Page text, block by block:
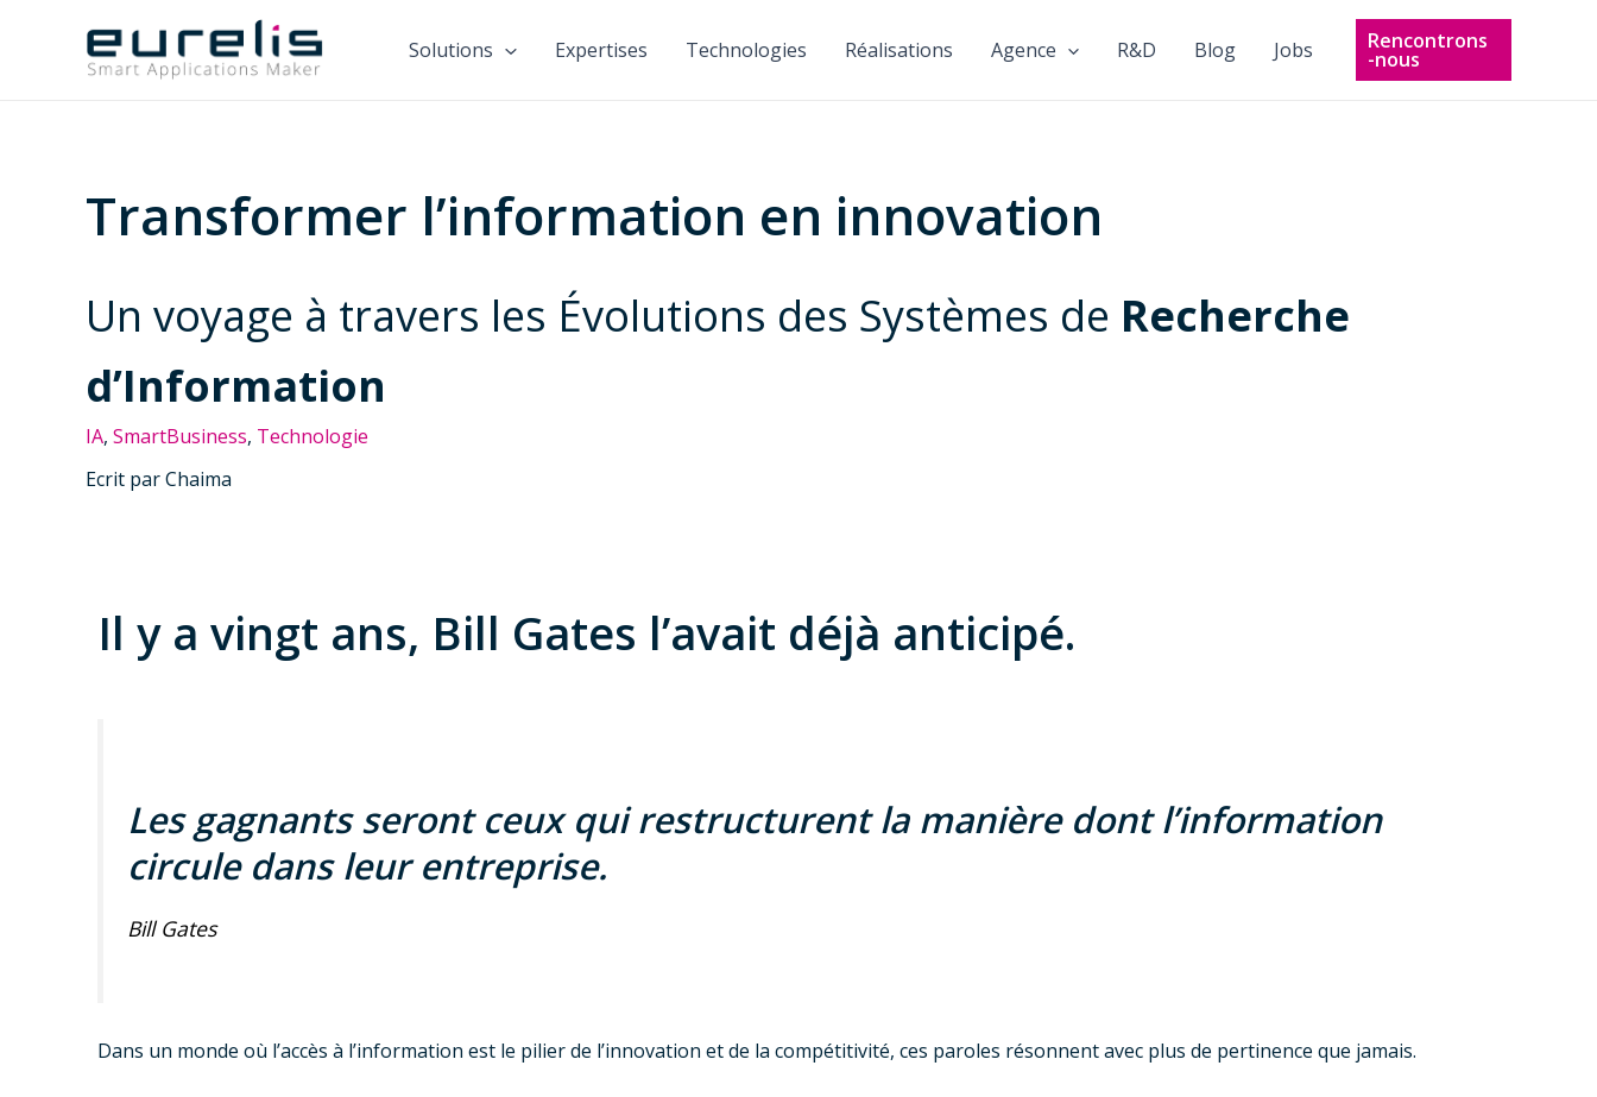
Solutions Expertises Technologies Réalisations Agence R&D Blog Jobs Rencontrons
-nous
Transformer l’information en innovation
Un voyage à travers les Évolutions des Systèmes de Recherche
d’Information
IA, SmartBusiness, Technologie
Ecrit par Chaima
Il y a vingt ans, Bill Gates l’avait déjà anticipé.
Les gagnants seront ceux qui restructurent la manière dont l’information
circule dans leur entreprise.
Bill Gates
Dans un monde où l’accès à l’information est le pilier de l’innovation et de la compétitivité, ces paroles résonnent avec plus de pertinence que jamais.